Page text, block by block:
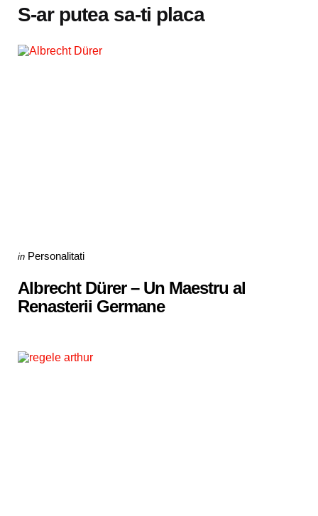
S-ar putea sa-ti placa
Categories
Posted
in Personalitati
Albrecht Dürer – Un Maestru al
Renasterii Germane